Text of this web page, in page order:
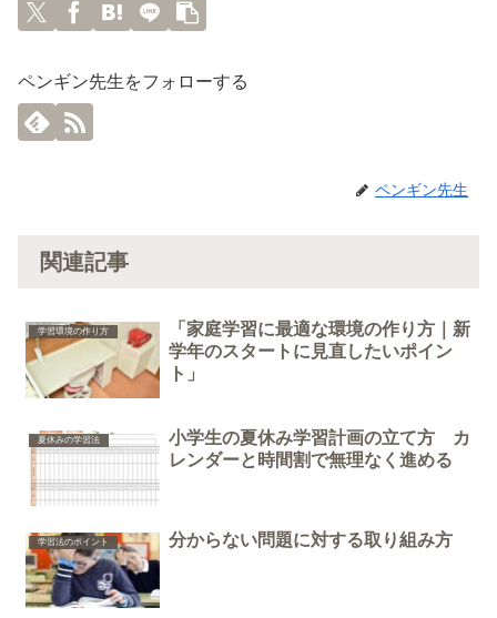
ペンギン先生をフォローする
ペンギン先生
関連記事
学習環境の作り方
「家庭学習に最適な環境の作り方｜新
学年のスタートに見直したいポイン
ト」
夏休みの学習法
小学生の夏休み学習計画の立て方 カ
レンダーと時間割で無理なく進める
学習法のポイント 分からない問題に対する取り組み方